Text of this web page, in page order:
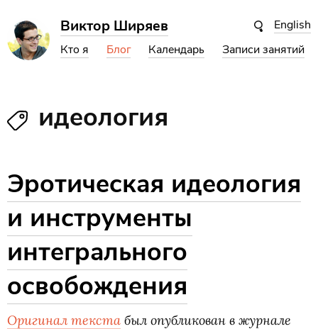
English
Виктор Ширяев
Кто я Блог Календарь Записи занятий
идеология
Эротическая идеология
и инструменты
интегрального
освобождения
Оригинал текста был опубликован в журнале